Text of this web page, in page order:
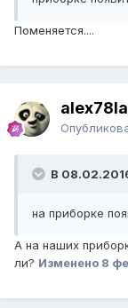
Поменяется....
В
на приборке
А на наших
ли? Изменено 8